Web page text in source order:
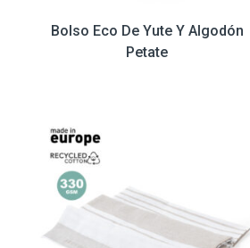
Bolso Eco De Yute Y Algodón
Petate